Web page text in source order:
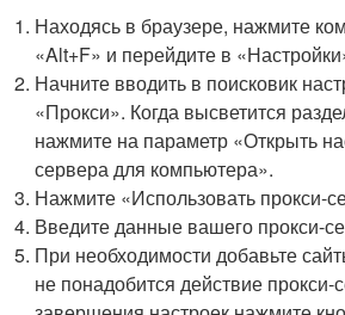
Находясь в браузере, нажмите
«Alt+F» и перейдите в
Начните вводить в поисковик
«Прокси». Когда высветится
нажмите на параметр «Открыть
сервера для компьютера».
Нажмите «Использовать прокси-
Введите данные вашего прокси-
При необходимости добавьте
не понадобится действие прокси-